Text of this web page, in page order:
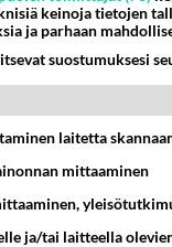
Ketjusta on poistettu
parisuhteessa?
keinoja tietojen
ja parhaan
suostumuksesi
laitetta
mittaaminen
ja/tai laitteella